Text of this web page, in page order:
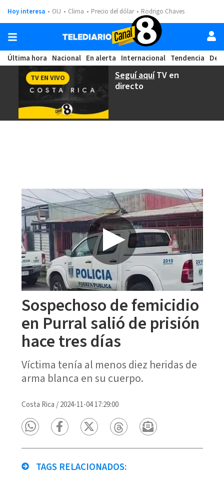
Hoy interesa OIJ Clima Precio del dólar Rodrigo Chaves
Última hora Nacional En alerta Internacional Tendencia
Seguí aquíTV en
directo
TV EN VIVO
Sospechoso de femicidio
en Purral salió de prisión
hace tres días
Víctima tenía al menos diez heridas de
arma blanca en su cuerpo.
Costa Rica /2024-11-04 17:29:00
TAGS RELACIONADOS: